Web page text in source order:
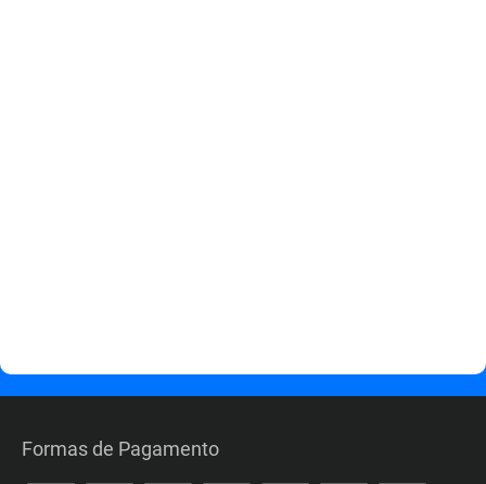
Formas de Pagamento